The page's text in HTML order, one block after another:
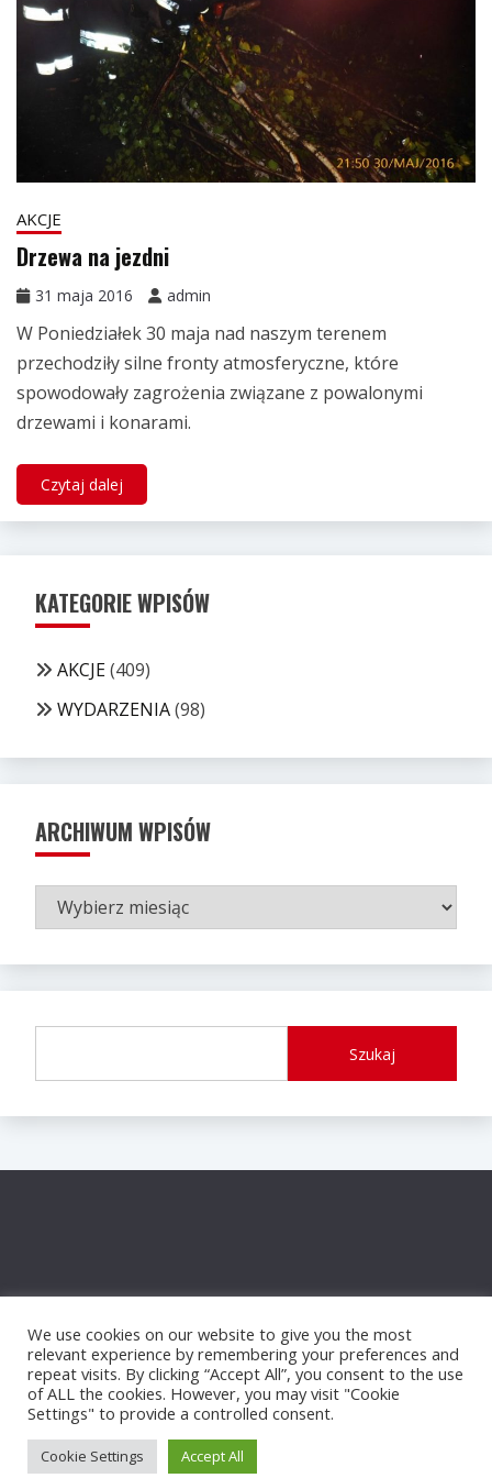
AKCJE
Drzewa na jezdni
31 maja 2016 admin
W Poniedziałek 30 maja nad naszym terenem
przechodziły silne fronty atmosferyczne, które
spowodowały zagrożenia związane z powalonymi
drzewami i konarami.
Czytaj dalej
KATEGORIE WPISÓW
AKCJE(409)
WYDARZENIA(98)
ARCHIWUM WPISÓW
ARCHIWUM
WPISÓW
Szukaj
Proudly powered by WordPress |
Candid Themes
We use cookies on our website to give you the most
relevant experience by remembering your preferences and
repeat visits. By clicking “Accept All”, you consent to the use
of ALL the cookies. However, you may visit "Cookie
Settings" to provide a controlled consent.
Cookie Settings Accept All